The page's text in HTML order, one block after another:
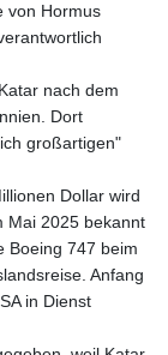
von Hormus
nach dem
Dort
großartigen"
Dollar wird
Mai 2025 bekannt
Boeing 747 beim
Anfang
in Dienst